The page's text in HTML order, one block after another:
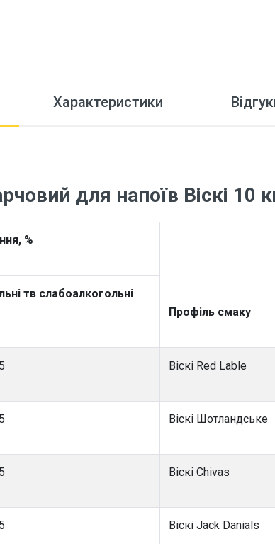
Характеристики
для напоїв Віскі 10
%
Профіль смаку
тв слабоалкогольні
Віскі Red Lable
Віскі Шотландське
Віскі Chivas
Віскі Jack Danials